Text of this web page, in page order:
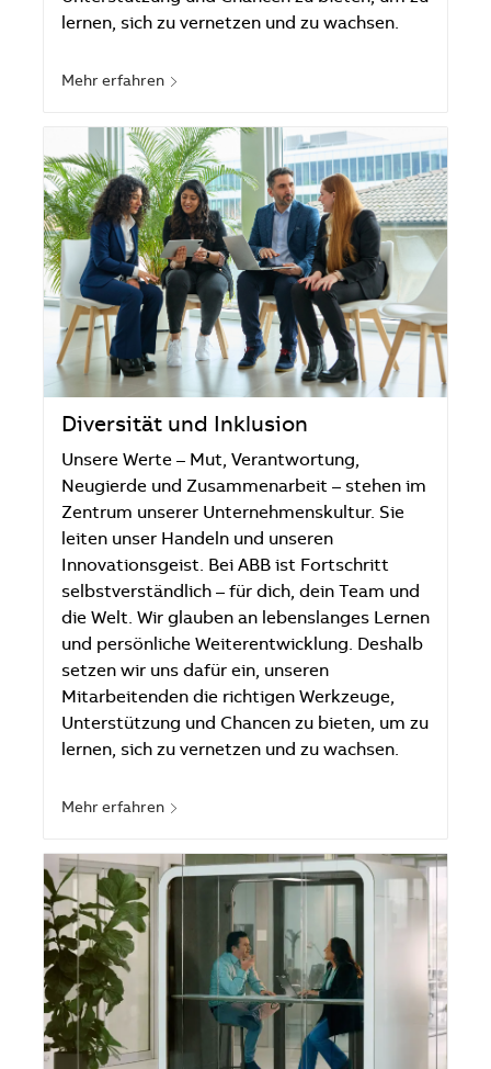
lernen, sich zu vernetzen und zu wachsen.
Mehr erfahren
Diversität und Inklusion
Unsere Werte – Mut, Verantwortung,
Neugierde und Zusammenarbeit – stehen im
Zentrum unserer Unternehmenskultur. Sie
leiten unser Handeln und unseren
Innovationsgeist. Bei ABB ist Fortschritt
selbstverständlich – für dich, dein Team und
die Welt. Wir glauben an lebenslanges Lernen
und persönliche Weiterentwicklung. Deshalb
setzen wir uns dafür ein, unseren
Mitarbeitenden die richtigen Werkzeuge,
Unterstützung und Chancen zu bieten, um zu
lernen, sich zu vernetzen und zu wachsen.
Mehr erfahren